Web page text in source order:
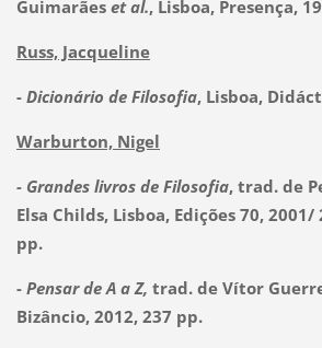
Guimarães et al., Lisboa, Presença,
Russ, Jacqueline
- Dicionário de Filosofia, Lisboa,
Warburton, Nigel
- Grandes livros de Filosofia, trad. de
Elsa Childs, Lisboa, Edições 70, 2001/
pp.
- Pensar de A a Z, trad. de Vítor
Bizâncio, 2012, 237 pp.